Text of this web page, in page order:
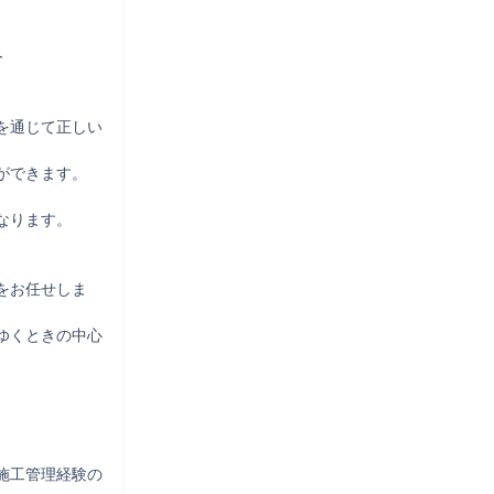
通じて正しい
きます。
ます。
お任せしま
くときの中心
工管理経験の